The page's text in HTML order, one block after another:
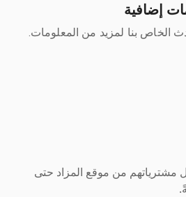
إضافية
الخاص بنا لمزيد من المعلومات.
مشترياتهم من موقع المزاد حتى